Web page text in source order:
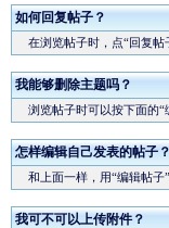
如何回复帖子？
在浏览帖子时，点“回复帖
我能够删除主题吗？
浏览帖子时可以按下面的“
怎样编辑自己发表的帖子？
和上面一样，用“编辑帖子
我可不可以上传附件？